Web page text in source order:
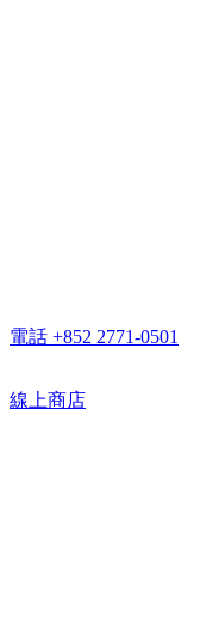
電話 +852 2771-0501
線上商店